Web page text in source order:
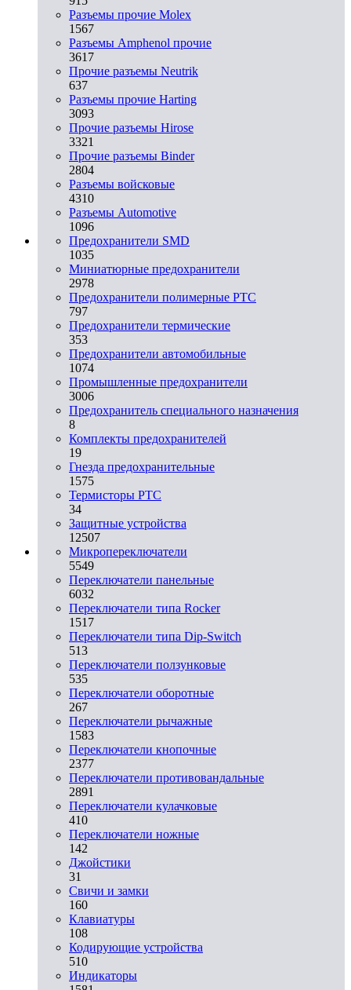
Разъемы прочие Molex
1567
Разъемы Amphenol прочие
3617
Прочие разъемы Neutrik
637
Разъемы прочие Harting
3093
Прочие разъемы Hirose
3321
Прочие разъемы Binder
2804
Разъемы войсковые
4310
Разъeмы Automotive
1096
Предохранители SMD
1035
Миниатюрные предохранители
2978
Предохранители полимерные PTC
797
Предохранители термические
353
Предохранители автомобильные
1074
Промышленные предохранители
3006
Предохранитель специального назначения
8
Комплекты предохранителей
19
Гнезда предохранительные
1575
Термисторы PTC
34
Защитные устройства
12507
Микропереключатели
5549
Переключатели панельные
6032
Переключатели типа Rocker
1517
Переключатели типа Dip-Switch
513
Переключатели ползунковые
535
Переключатели оборотные
267
Переключатели рычажные
1583
Переключатели кнопочные
2377
Переключатели противовандальные
2891
Переключатели кулачковые
410
Переключатели ножные
142
Джойстики
31
Свичи и замки
160
Клавиатуры
108
Кодирующие устройства
510
Индикаторы